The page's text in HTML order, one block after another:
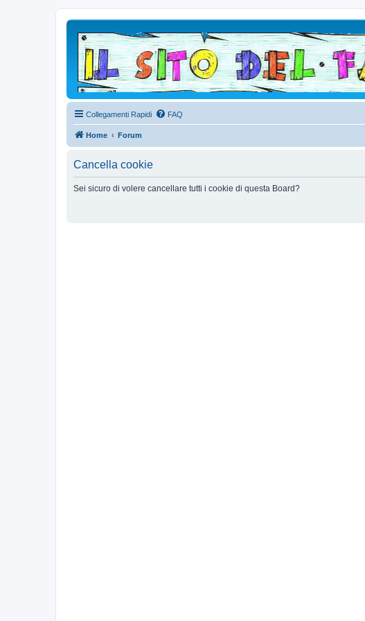
Collegamenti Rapidi FAQ
Home Forum
Cancella cookie
Sei sicuro di volere cancellare tutti i cookie di questa Board?